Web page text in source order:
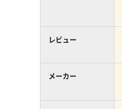
レビュー
メーカー